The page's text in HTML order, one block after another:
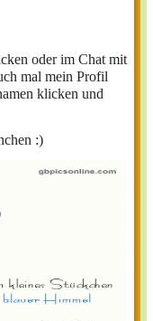
oder im Chat mit
mal mein Profil
klicken und
:)